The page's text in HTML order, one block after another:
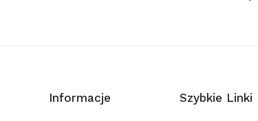
Informacje Szybkie Linki